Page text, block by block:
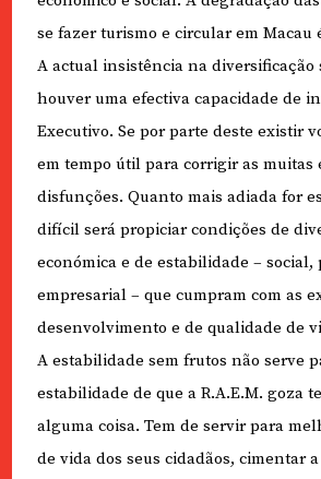
se fazer turismo e circular em Macau
A actual insistência na diversificação
houver uma efectiva capacidade de
Executivo. Se por parte deste existir
em tempo útil para corrigir as muitas
disfunções. Quanto mais adiada for
difícil será propiciar condições de
económica e de estabilidade – social,
empresarial – que cumpram com as
desenvolvimento e de qualidade de
A estabilidade sem frutos não serve
estabilidade de que a R.A.E.M. goza
alguma coisa. Tem de servir para
de vida dos seus cidadãos, cimentar